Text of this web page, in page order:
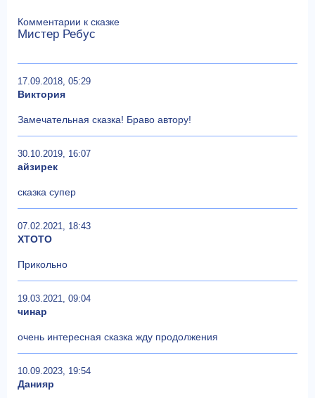
Комментарии к сказке
Мистер Ребус
17.09.2018, 05:29
Виктория
Замечательная сказка! Браво автору!
30.10.2019, 16:07
айзирек
сказка супер
07.02.2021, 18:43
ХТОТО
Прикольно
19.03.2021, 09:04
чинар
очень интересная сказка жду продолжения
10.09.2023, 19:54
Данияр